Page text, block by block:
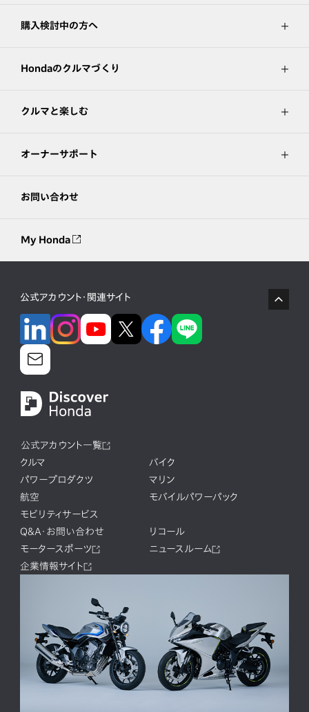
購入検討中の方へ
Hondaのクルマづくり
クルマと楽しむ
オーナーサポート
お問い合わせ
My Honda
公式アカウント・関連サイト
公式アカウント一覧
クルマ
バイク
パワープロダクツ
マリン
航空
モバイルパワーパック
モビリティサービス
Q&A・お問い合わせ
リコール
モータースポーツ
ニュースルーム
企業情報サイト